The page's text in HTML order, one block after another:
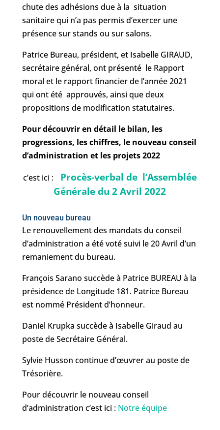
chute des adhésions due à la situation
sanitaire qui n’a pas permis d’exercer une
présence sur stands ou sur salons.
Patrice Bureau, président, et Isabelle GIRAUD,
secrétaire général, ont présenté le Rapport
moral et le rapport financier de l’année 2021
qui ont été approuvés, ainsi que deux
propositions de modification statutaires.
Pour découvrir en détail le bilan, les
progressions, les chiffres, le nouveau conseil
d’administration et les projets 2022
c’est ici : Procès-verbal de l’Assemblée
Générale du 2 Avril 2022
Un nouveau bureau
Le renouvellement des mandats du conseil
d’administration a été voté suivi le 20 Avril d’un
remaniement du bureau.
François Sarano succède à Patrice BUREAU à la
présidence de Longitude 181. Patrice Bureau
est nommé Président d’honneur.
Daniel Krupka succède à Isabelle Giraud au
poste de Secrétaire Général.
Sylvie Husson continue d’œuvrer au poste de
Trésorière.
Pour découvrir le nouveau conseil
d’administration c’est ici : Notre équipe